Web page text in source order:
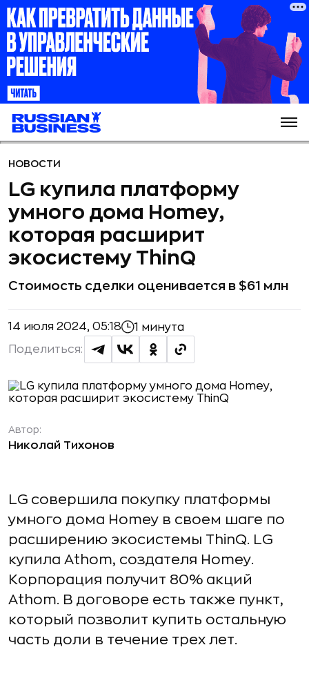
НОВОСТИ
LG купила платформу
умного дома Homey,
которая расширит
экосистему ThinQ
Стоимость сделки оценивается в $61 млн
14 июля 2024, 05:18 1 минута
Поделиться:
Автор:
Николай Тихонов
LG совершила покупку платформы
умного дома Homey в своем шаге по
расширению экосистемы ThinQ. LG
купила Athom, создателя Homey.
Корпорация получит 80% акций
Athom. В договоре есть также пункт,
который позволит купить остальную
часть доли в течение трех лет.